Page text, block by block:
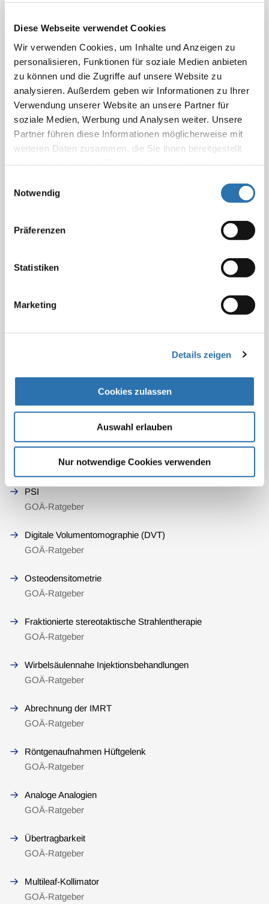
Diese Webseite verwendet Cookies
Wir verwenden Cookies, um Inhalte und Anzeigen zu
personalisieren, Funktionen für soziale Medien anbieten
zu können und die Zugriffe auf unsere Website zu
analysieren. Außerdem geben wir Informationen zu Ihrer
Verwendung unserer Website an unsere Partner für
soziale Medien, Werbung und Analysen weiter. Unsere
Partner führen diese Informationen möglicherweise mit
weiteren Daten zusammen, die Sie ihnen bereitgestellt
Cookies, wenn Sie unsere Webseite weiterhin
Notwendig
Präferenzen
Statistiken
Marketing
Details zeigen
Cookies zulassen
Auswahl erlauben
Nur notwendige Cookies verwenden
Bestimmung des Trabecular Bone Scores (TBS)
Abrechnung von MRT-Leistungen bei MRT-kontrollierten
Eingriffen
Zur Abrechnung der Tomosynthese
Mehrfachansatz der Nr. 5377 GOÄ beim Ganzkörper-CT
Zur Abrechnung einer Fusionsbiopsie der Prostata
Zur Kernspintomografie der Iliosakralgelenke
Embolektomie
Repetitive transkranielle Magnetstimulation
IMRT
GOÄ-Ratgeber
PSI
GOÄ-Ratgeber
Digitale Volumentomographie (DVT)
GOÄ-Ratgeber
Osteodensitometrie
GOÄ-Ratgeber
Fraktionierte stereotaktische Strahlentherapie
GOÄ-Ratgeber
Wirbelsäulennahe Injektionsbehandlungen
GOÄ-Ratgeber
Abrechnung der IMRT
GOÄ-Ratgeber
Röntgenaufnahmen Hüftgelenk
GOÄ-Ratgeber
Analoge Analogien
GOÄ-Ratgeber
Übertragbarkeit
GOÄ-Ratgeber
Multileaf-Kollimator
GOÄ-Ratgeber